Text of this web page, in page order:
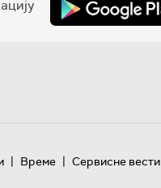
| Време | Сервисне вести